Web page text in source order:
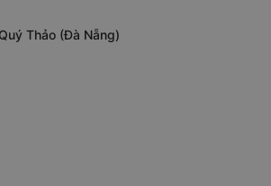
Thảo (Đà Nẵng)